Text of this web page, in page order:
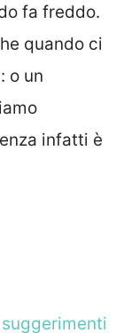
fa freddo.
quando ci
o un
infatti è